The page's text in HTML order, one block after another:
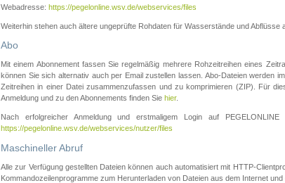
Webadresse: https://pegelonline.wsv.de/webservices/files
Weiterhin stehen auch ältere ungeprüfte Rohdaten für Wasserstände und Abflüsse
Abo
Mit einem Abonnement fassen Sie regelmäßig mehrere Rohzeitreihen eines
können Sie sich alternativ auch per Email zustellen lassen. Abo-Dateien werden
Zeitreihen in einer Datei zusammenzufassen und zu komprimieren (ZIP). Für
Anmeldung und zu den Abonnements finden Sie hier.
Nach erfolgreicher Anmeldung und erstmaligem Login auf
https://pegelonline.wsv.de/webservices/nutzer/files
Maschineller Abruf
Alle zur Verfügung gestellten Dateien können auch automatisiert mit HTTP-
Kommandozeilenprogramme zum Herunterladen von Dateien aus dem Internet